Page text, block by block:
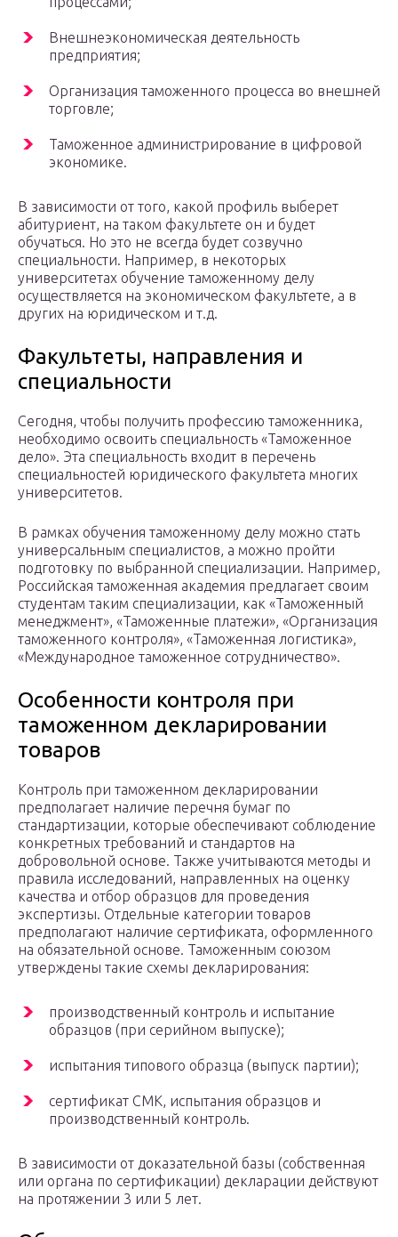
Внешнеэкономическая деятельность
предприятия;
Организация таможенного процесса во внешней
торговле;
Таможенное администрирование в цифровой
экономике.
В зависимости от того, какой профиль выберет
абитуриент, на таком факультете он и будет
обучаться. Но это не всегда будет созвучно
специальности. Например, в некоторых
университетах обучение таможенному делу
осуществляется на экономическом факультете, а в
других на юридическом и т.д.
Факультеты, направления и
специальности
Сегодня, чтобы получить профессию таможенника,
необходимо освоить специальность «Таможенное
дело». Эта специальность входит в перечень
специальностей юридического факультета многих
университетов.
В рамках обучения таможенному делу можно стать
универсальным специалистов, а можно пройти
подготовку по выбранной специализации. Например,
Российская таможенная академия предлагает своим
студентам таким специализации, как «Таможенный
менеджмент», «Таможенные платежи», «Организация
таможенного контроля», «Таможенная логистика»,
«Международное таможенное сотрудничество».
Особенности контроля при
таможенном декларировании
товаров
Контроль при таможенном декларировании
предполагает наличие перечня бумаг по
стандартизации, которые обеспечивают соблюдение
конкретных требований и стандартов на
добровольной основе. Также учитываются методы и
правила исследований, направленных на оценку
качества и отбор образцов для проведения
экспертизы. Отдельные категории товаров
предполагают наличие сертификата, оформленного
на обязательной основе. Таможенным союзом
утверждены такие схемы декларирования:
производственный контроль и испытание
образцов (при серийном выпуске);
испытания типового образца (выпуск партии);
сертификат СМК, испытания образцов и
производственный контроль.
В зависимости от доказательной базы (собственная
или органа по сертификации) декларации действуют
на протяжении 3 или 5 лет.